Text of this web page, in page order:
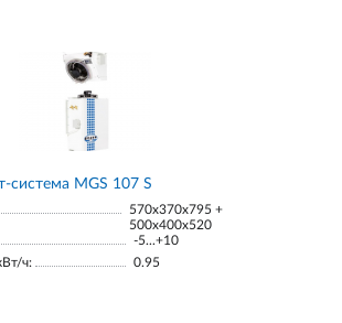
система MGS 107 S
570x370x795 +
500x400x520
-5...+10
ч:
0.95